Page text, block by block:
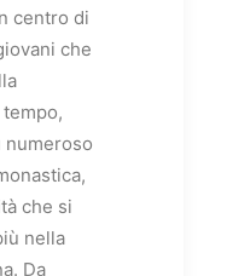
centro di
che
numeroso
che si
nella
Da